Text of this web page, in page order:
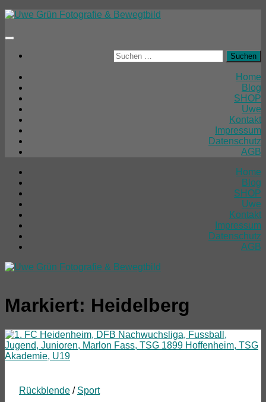
Unter
Inhalt
Suchen
nach:
Home
Blog
SHOP
Uwe
Kontakt
Impressum
Datenschutz
AGB
Home
Blog
SHOP
Uwe
Kontakt
Impressum
Datenschutz
AGB
Markiert: Heidelberg
Rückblende / Sport